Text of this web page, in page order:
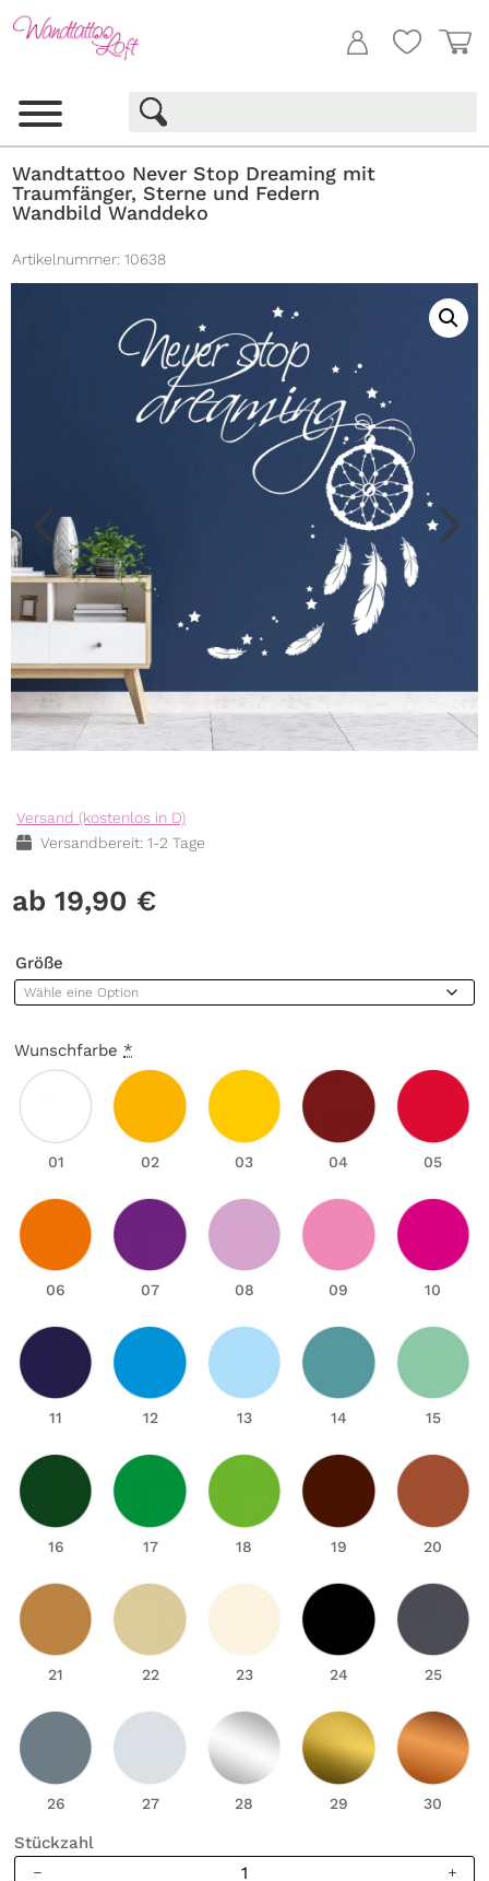
Wandtattoo Never Stop Dreaming mit
Traumfänger, Sterne und Federn
Wandbild Wanddeko
Artikelnummer: 10638
Versand (kostenlos in D)
Versandbereit: 1-2 Tage
19,90 €
Größe
Wunschfarbe *
01 02 03 04 05
06 07 08 09 10
11 12 13 14 15
16 17 18 19 20
21 22 23 24 25
26 27 28 29 30
Stückzahl